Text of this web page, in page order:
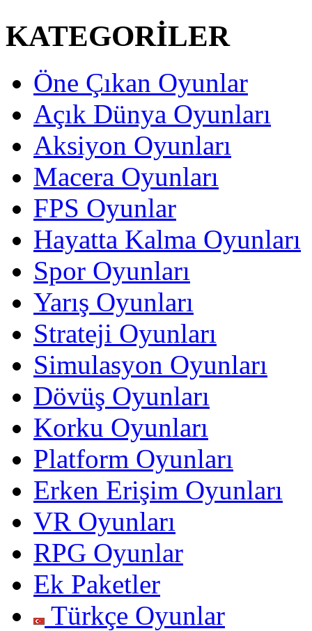
KATEGORİLER
Öne Çıkan Oyunlar
Açık Dünya Oyunları
Aksiyon Oyunları
Macera Oyunları
FPS Oyunlar
Hayatta Kalma Oyunları
Spor Oyunları
Yarış Oyunları
Strateji Oyunları
Simulasyon Oyunları
Dövüş Oyunları
Korku Oyunları
Platform Oyunları
Erken Erişim Oyunları
VR Oyunları
RPG Oyunlar
Ek Paketler
Türkçe Oyunlar